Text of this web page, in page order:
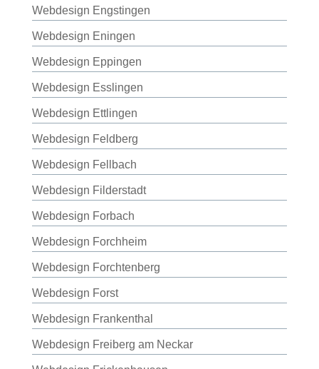
Webdesign Engstingen
Webdesign Eningen
Webdesign Eppingen
Webdesign Esslingen
Webdesign Ettlingen
Webdesign Feldberg
Webdesign Fellbach
Webdesign Filderstadt
Webdesign Forbach
Webdesign Forchheim
Webdesign Forchtenberg
Webdesign Forst
Webdesign Frankenthal
Webdesign Freiberg am Neckar